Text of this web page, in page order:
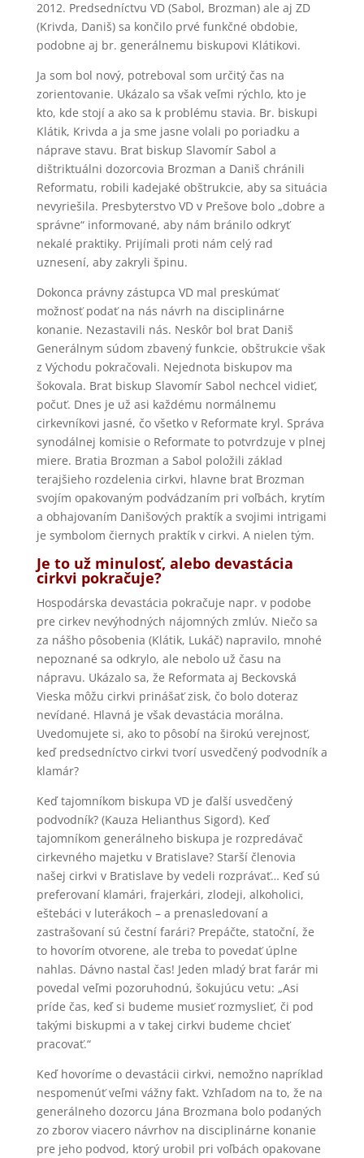
2012. Predsedníctvu VD (Sabol, Brozman) ale aj ZD
(Krivda, Daniš) sa končilo prvé funkčné obdobie,
podobne aj br. generálnemu biskupovi Klátikovi.
Ja som bol nový, potreboval som určitý čas na
zorientovanie. Ukázalo sa však veľmi rýchlo, kto je
kto, kde stojí a ako sa k problému stavia. Br. biskupi
Klátik, Krivda a ja sme jasne volali po poriadku a
náprave stavu. Brat biskup Slavomír Sabol a
dištriktuálni dozorcovia Brozman a Daniš chránili
Reformatu, robili kadejaké obštrukcie, aby sa situácia
nevyriešila. Presbyterstvo VD v Prešove bolo „dobre a
správne“ informované, aby nám bránilo odkryť
nekalé praktiky. Prijímali proti nám celý rad
uznesení, aby zakryli špinu.
Dokonca právny zástupca VD mal preskúmať
možnosť podať na nás návrh na disciplinárne
konanie. Nezastavili nás. Neskôr bol brat Daniš
Generálnym súdom zbavený funkcie, obštrukcie však
z Východu pokračovali. Nejednota biskupov ma
šokovala. Brat biskup Slavomír Sabol nechcel vidieť,
počuť. Dnes je už asi každému normálnemu
cirkevníkovi jasné, čo všetko v Reformate kryl. Správa
synodálnej komisie o Reformate to potvrdzuje v plnej
miere. Bratia Brozman a Sabol položili základ
terajšieho rozdelenia cirkvi, hlavne brat Brozman
svojím opakovaným podvádzaním pri voľbách, krytím
a obhajovaním Danišových praktík a svojimi intrigami
je symbolom čiernych praktík v cirkvi. A nielen tým.
Je to už minulosť, alebo devastácia
cirkvi pokračuje?
Hospodárska devastácia pokračuje napr. v podobe
pre cirkev nevýhodných nájomných zmlúv. Niečo sa
za nášho pôsobenia (Klátik, Lukáč) napravilo, mnohé
nepoznané sa odkrylo, ale nebolo už času na
nápravu. Ukázalo sa, že Reformata aj Beckovská
Vieska môžu cirkvi prinášať zisk, čo bolo doteraz
nevídané. Hlavná je však devastácia morálna.
Uvedomujete si, ako to pôsobí na širokú verejnosť,
keď predsedníctvo cirkvi tvorí usvedčený podvodník a
klamár?
Keď tajomníkom biskupa VD je ďalší usvedčený
podvodník? (Kauza Helianthus Sigord). Keď
tajomníkom generálneho biskupa je rozpredávač
cirkevného majetku v Bratislave? Starší členovia
našej cirkvi v Bratislave by vedeli rozprávať… Keď sú
preferovaní klamári, frajerkári, zlodeji, alkoholici,
eštebáci v luterákoch – a prenasledovaní a
zastrašovaní sú čestní farári? Prepáčte, statoční, že
to hovorím otvorene, ale treba to povedať úplne
nahlas. Dávno nastal čas! Jeden mladý brat farár mi
povedal veľmi pozoruhodnú, šokujúcu vetu: „Asi
príde čas, keď si budeme musieť rozmyslieť, či pod
takými biskupmi a v takej cirkvi budeme chcieť
pracovať.“
Keď hovoríme o devastácii cirkvi, nemožno napríklad
nespomenúť veľmi vážny fakt. Vzhľadom na to, že na
generálneho dozorcu Jána Brozmana bolo podaných
zo zborov viacero návrhov na disciplinárne konanie
pre jeho podvod, ktorý urobil pri voľbách opakovane